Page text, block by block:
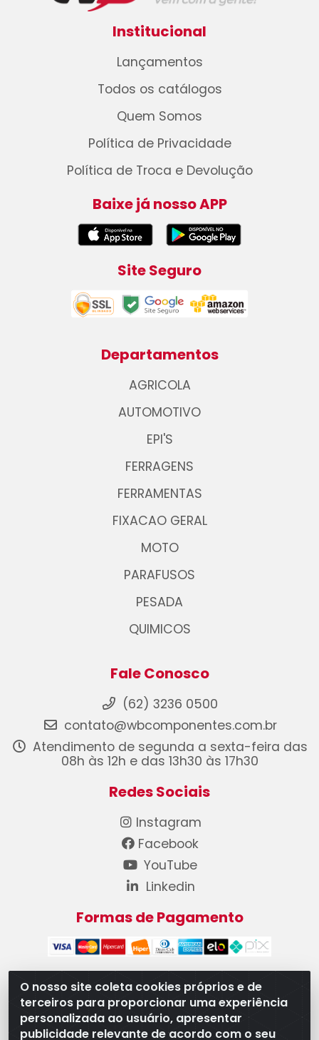
O nosso site coleta cookies próprios e de
terceiros para proporcionar uma experiência
personalizada ao usuário, apresentar
publicidade relevante de acordo com o seu
Institucional
Lançamentos
Todos os catálogos
Quem Somos
Política de Privacidade
Política de Troca e Devolução
Baixe já nosso APP
Site Seguro
Departamentos
AGRICOLA
AUTOMOTIVO
EPI'S
FERRAGENS
FERRAMENTAS
FIXACAO GERAL
MOTO
PARAFUSOS
PESADA
QUIMICOS
Fale Conosco
(62) 3236 0500
contato@wbcomponentes.com.br
Atendimento de segunda a sexta-feira das
08h às 12h e das 13h30 às 17h30
Redes Sociais
Instagram
Facebook
YouTube
Linkedin
Formas de Pagamento
WB Componentes Automotivos LTDA - CNPJ
08.528.393/0001-12 - Rua do Níquel, 667 - Parque
Oeste Industrial, Goiânia/GO - CEP 74375-660